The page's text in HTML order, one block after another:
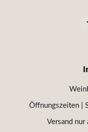
Öffnungszeiten |
Versand nur